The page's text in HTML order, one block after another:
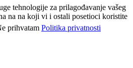
tehnologije za prilagođavanje vašeg
na na koji vi i ostali posetioci koristite
prihvatam Politika privatnosti